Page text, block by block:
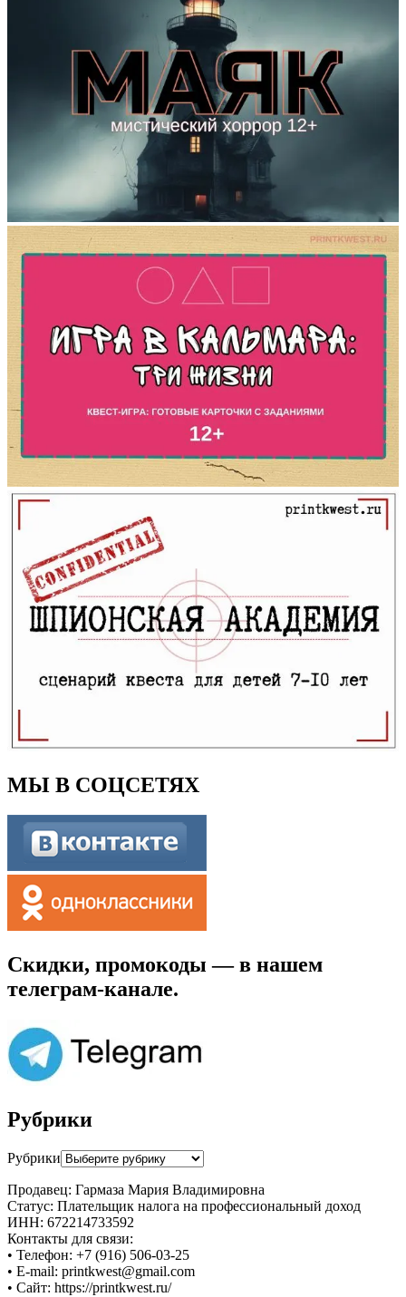
МЫ В СОЦСЕТЯХ
Скидки, промокоды — в нашем
телеграм-канале.
Рубрики
Рубрики
Продавец: Гармаза Мария Владимировна
Статус: Плательщик налога на профессиональный доход
ИНН: 672214733592
Контакты для связи:
• Телефон: +7 (916) 506-03-25
• E-mail: printkwest@gmail.com
• Сайт: https://printkwest.ru/